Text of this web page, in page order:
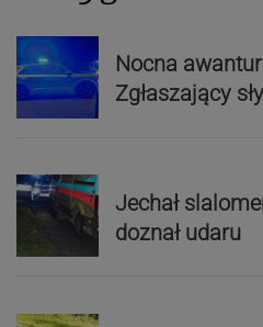
Nocna
Zgłaszający
Jechał
doznał udaru